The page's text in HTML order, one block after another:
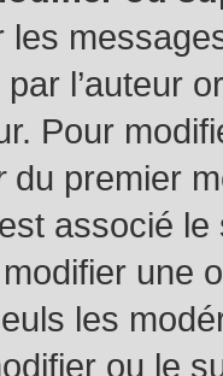
les
l’auteur
Pour
du premier
associé le
modifier une
les
ou le